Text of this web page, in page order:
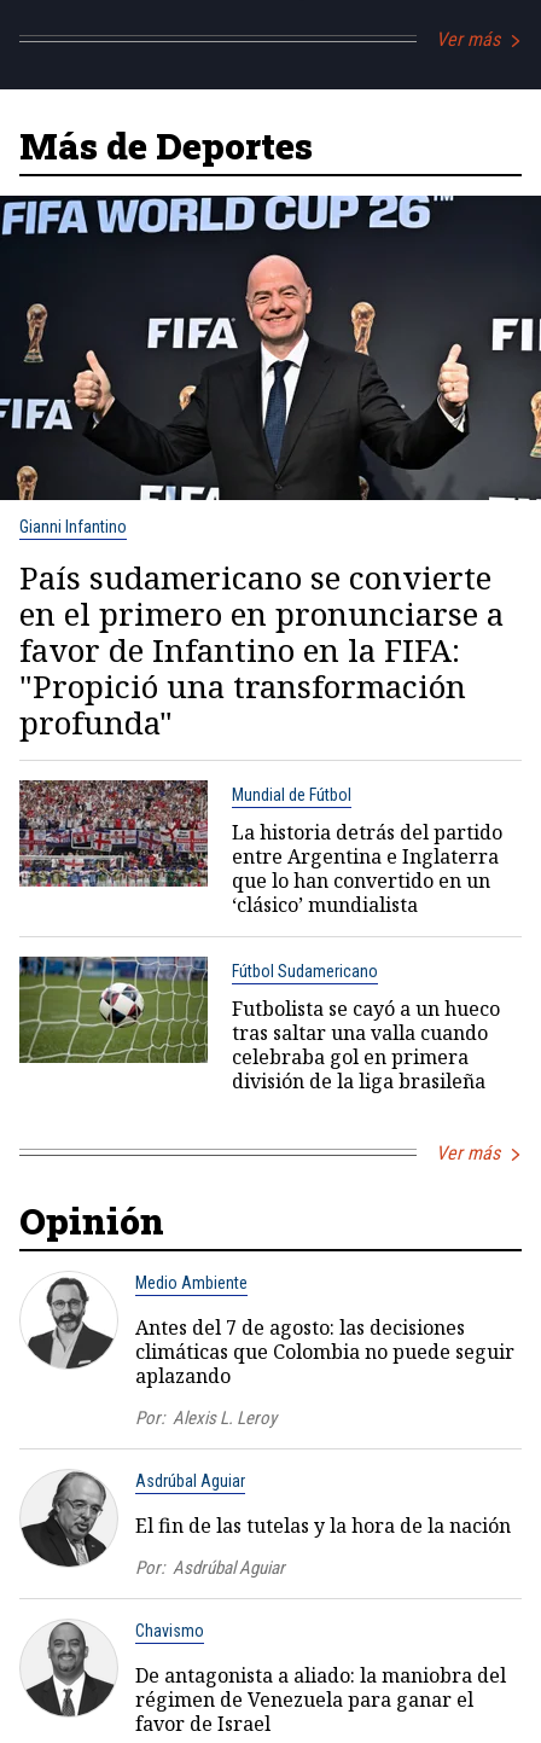
Ver más
Más de Deportes
Gianni Infantino
País sudamericano se convierte
en el primero en pronunciarse a
favor de Infantino en la FIFA:
"Propició una transformación
profunda"
Mundial de Fútbol
La historia detrás del partido
entre Argentina e Inglaterra
que lo han convertido en un
‘clásico’ mundialista
Fútbol Sudamericano
Futbolista se cayó a un hueco
tras saltar una valla cuando
celebraba gol en primera
división de la liga brasileña
Ver más
Opinión
Medio Ambiente
Antes del 7 de agosto: las decisiones
climáticas que Colombia no puede seguir
aplazando
Por: Alexis L. Leroy
Asdrúbal Aguiar
El fin de las tutelas y la hora de la nación
Por: Asdrúbal Aguiar
Chavismo
De antagonista a aliado: la maniobra del
régimen de Venezuela para ganar el
favor de Israel